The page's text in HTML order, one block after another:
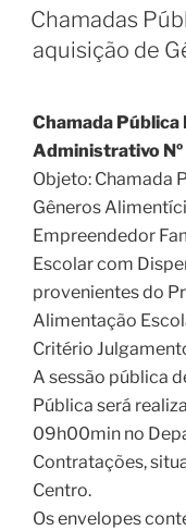
Chamadas
aquisição de
Chamada Pública
Administrativo
Objeto: Chamada
Gêneros
Empreendedor
Escolar com
provenientes do
Alimentação
Critério
A sessão pública
Pública será
09h00min no
Contratações,
Centro.
Os envelopes